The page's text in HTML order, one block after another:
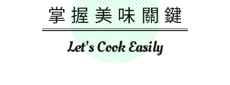
掌握美味關鍵
Let’s Cook Easily